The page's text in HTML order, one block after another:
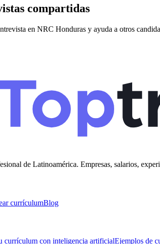
compartidas
en NRC Honduras y ayuda a otros
de Latinoamérica. Empresas, salarios,
currículumBlog
currículum con inteligencia artificialEjemplos de